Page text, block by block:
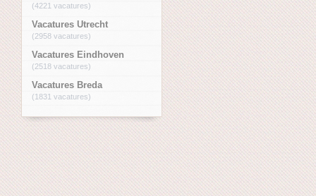
(4221 vacatures)
Vacatures Utrecht
(2958 vacatures)
Vacatures Eindhoven
(2518 vacatures)
Vacatures Breda
(1831 vacatures)